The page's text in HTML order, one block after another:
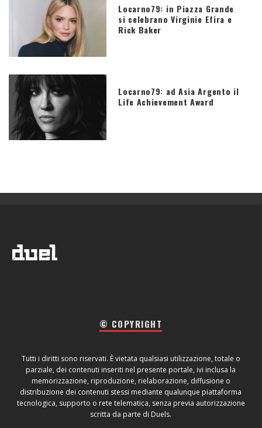
Locarno79: in Piazza Grande
si celebrano Virginie Efira e
Rick Baker
Locarno79: ad Asia Argento il
Life Achievement Award
© COPYRIGHT
Tutti i diritti sono riservati. È vietata qualsiasi utilizzazione, totale o
parziale, dei contenuti inseriti nel presente portale, ivi inclusa la
memorizzazione, riproduzione, rielaborazione, diffusione o
distribuzione dei contenuti stessi mediante qualunque piattaforma
tecnologica, supporto o rete telematica, senza previa autorizzazione
scritta da parte di Duels.